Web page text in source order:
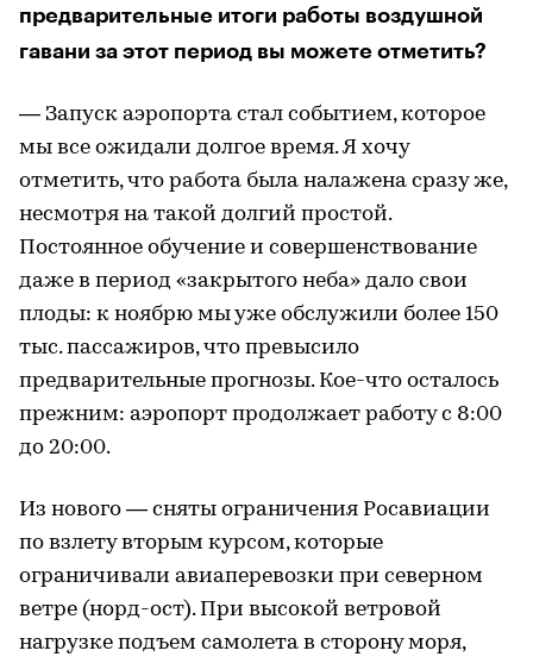
предварительные итоги работы воздушной
гавани за этот период вы можете отметить?
— Запуск аэропорта стал событием, которое
мы все ожидали долгое время. Я хочу
отметить, что работа была налажена сразу же,
несмотря на такой долгий простой.
Постоянное обучение и совершенствование
даже в период «закрытого неба» дало свои
плоды: к ноябрю мы уже обслужили более 150
тыс. пассажиров, что превысило
предварительные прогнозы. Кое-что осталось
прежним: аэропорт продолжает работу с 8:00
до 20:00.
Из нового — сняты ограничения Росавиации
по взлету вторым курсом, которые
ограничивали авиаперевозки при северном
ветре (норд-ост). При высокой ветровой
нагрузке подъем самолета в сторону моря,